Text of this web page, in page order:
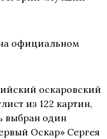
официальном
оскаровский
из 122 картин,
выбран один
Оскар» Сергея